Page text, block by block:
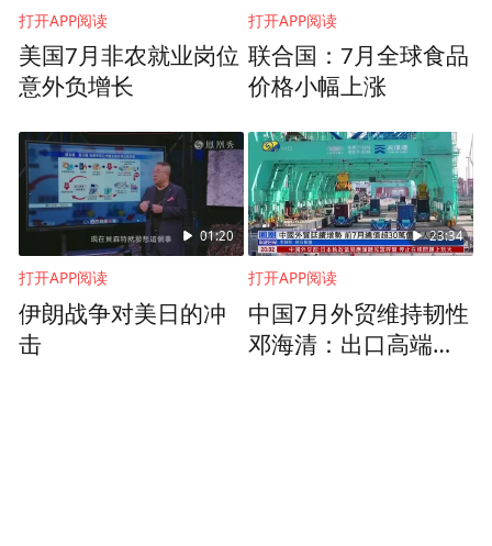
打开APP阅读
美国7月非农就业岗位
意外负增长
打开APP阅读
联合国：7月全球食品
价格小幅上涨
01:20
打开APP阅读
伊朗战争对美日的冲
击
23:34
打开APP阅读
中国7月外贸维持韧性
邓海清：出口高端化